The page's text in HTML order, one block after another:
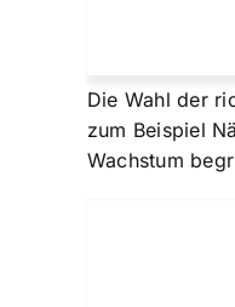
Die Wahl der
zum Beispiel
Wachstum